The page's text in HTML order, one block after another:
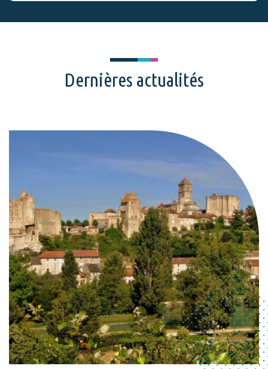
Dernières actualités